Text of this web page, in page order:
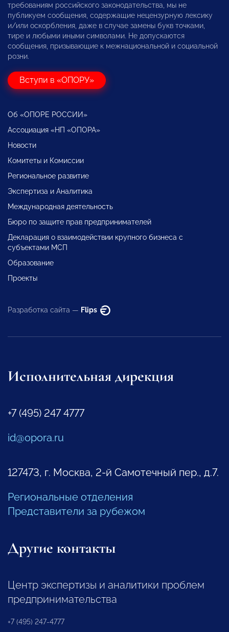
требованиям российского законодательства, мы не
публикуем сообщения, содержащие нецензурную лексику
и/или оскорбления, даже в случае замены букв точками,
тире и любыми иными символами. Не допускаются
сообщения, призывающие к межнациональной и социальной
розни.
Вступи в «ОПОРУ»
Об «ОПОРЕ РОССИИ»
Ассоциация «НП «ОПОРА»
Новости
Комитеты и Комиссии
Региональное развитие
Экспертиза и Аналитика
Международная деятельность
Бюро по защите прав предпринимателей
Декларация о взаимодействии крупного бизнеса с
субъектами МСП
Образование
Проекты
Разработка сайта — Flips
Исполнительная дирекция
+7 (495) 247 4777
id@opora.ru
127473, г. Москва, 2-й Самотечный пер., д.7.
Региональные отделения
Представители за рубежом
Другие контакты
Центр экспертизы и аналитики проблем
предпринимательства
+7 (495) 247-4777